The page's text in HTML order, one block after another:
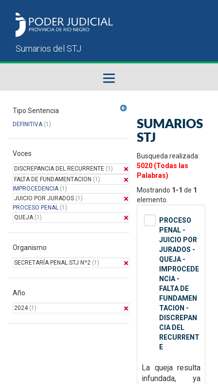
Sumarios del STJ
Manual del Usuario
Tipo Sentencia
DEFINITIVA(1)
Voces
DISCREPANCIA DEL RECURRENTE (1)
FALTA DE FUNDAMENTACION (1)
IMPROCEDENCIA(1)
JUICIO POR JURADOS (1)
PROCESO PENAL (1)
QUEJA(1)
Organismo
SECRETARÍA PENAL STJ Nº2 (1)
Año
2024(1)
SUMARIOS
STJ
Busqueda realizada:
5020 (Todas las
Palabras)
Mostrando 1-1 de 1
elemento.
PROCESO
PENAL -
JUICIO POR
JURADOS -
QUEJA -
IMPROCEDE
NCIA -
FALTA DE
FUNDAMEN
TACION -
DISCREPAN
CIA DEL
RECURRENT
E
La queja resulta
infundada, ya